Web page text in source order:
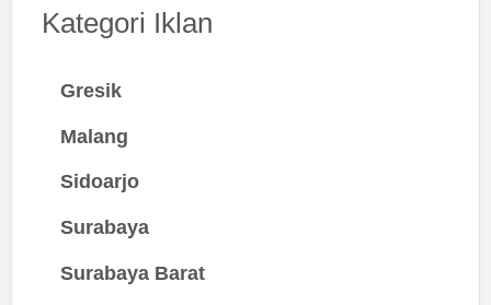
Kategori Iklan
Gresik
Malang
Sidoarjo
Surabaya
Surabaya Barat